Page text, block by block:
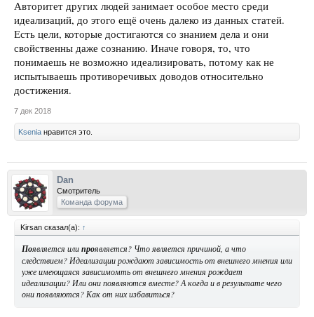
Авторитет других людей занимает особое место среди
идеализаций, до этого ещё очень далеко из данных статей.
Есть цели, которые достигаются со знанием дела и они
свойственны даже сознанию. Иначе говоря, то, что
понимаешь не возможно идеализировать, потому как не
испытываешь противоречивых доводов относительно
достижения.
7 дек 2018
Ksenia нравится это.
Dan
Смотритель
Команда форума
Kirsan сказал(а): ↑
Появляется илипроявляется? Что является причиной, а что
следствием? Идеализации рождают зависимость от внешнего мнения или
уже имеющаяся зависимомть от внешнего мнения рождает
идеализации? Или они появляются вместе? А когда и в результате чего
они появляются? Как от них избавиться?